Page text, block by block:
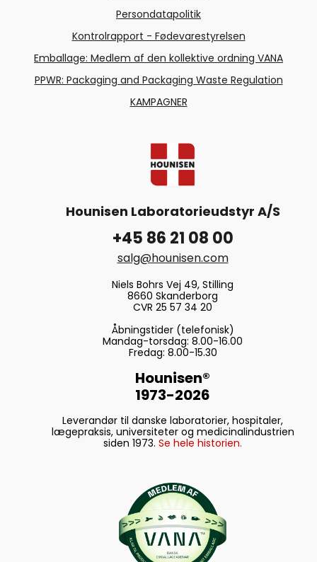
Persondatapolitik
Kontrolrapport - Fødevarestyrelsen
Emballage: Medlem af den kollektive ordning VANA
PPWR: Packaging and Packaging Waste Regulation
KAMPAGNER
Hounisen Laboratorieudstyr A/S
+45 86 21 08 00
salg@hounisen.com
Niels Bohrs Vej 49, Stilling
8660 Skanderborg
CVR 25 57 34 20
Åbningstider (telefonisk)
Mandag-torsdag: 8.00-16.00
Fredag: 8.00-15.30
Hounisen®
1973-2026
Leverandør til danske laboratorier, hospitaler,
lægepraksis, universiteter og medicinalindustrien
siden 1973. Se hele historien.